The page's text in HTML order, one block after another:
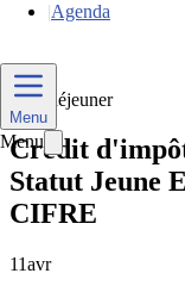
|Agenda
Menu
Menu
Petit-déjeuner
Crédit
Statut Jeune
CIFRE
11avr